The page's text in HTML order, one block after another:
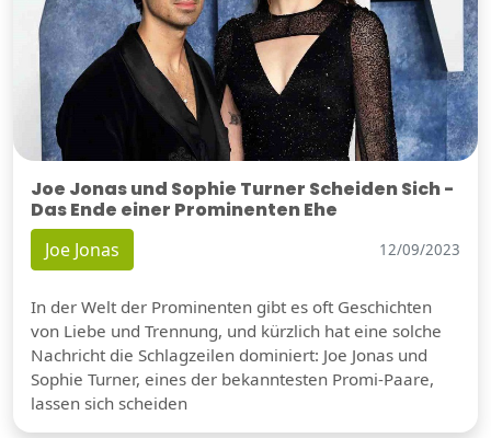
Joe Jonas und Sophie Turner Scheiden Sich -
Das Ende einer Prominenten Ehe
Joe Jonas 12/09/2023
In der Welt der Prominenten gibt es oft Geschichten
von Liebe und Trennung, und kürzlich hat eine solche
Nachricht die Schlagzeilen dominiert: Joe Jonas und
Sophie Turner, eines der bekanntesten Promi-Paare,
lassen sich scheiden